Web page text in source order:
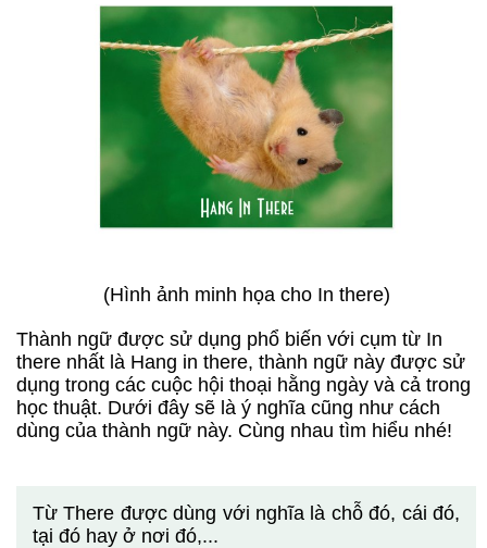
(Hình ảnh minh họa cho In there)
Thành ngữ được sử dụng phổ biến với cụm từ In
there nhất là Hang in there, thành ngữ này được sử
dụng trong các cuộc hội thoại hằng ngày và cả trong
học thuật. Dưới đây sẽ là ý nghĩa cũng như cách
dùng của thành ngữ này. Cùng nhau tìm hiểu nhé!
Từ There được dùng với nghĩa là chỗ đó, cái đó,
tại đó hay ở nơi đó,...